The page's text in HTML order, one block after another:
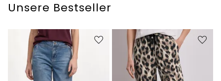
Unsere Bestseller